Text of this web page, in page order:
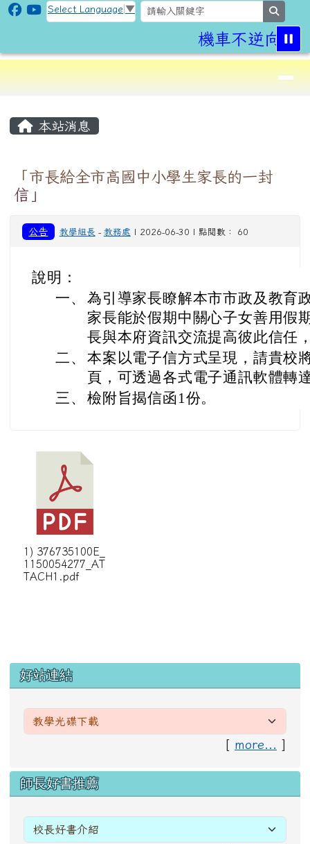
跳至主內容區
CLPS Site
Select Language ▼
機車不逆向,行
⏸
導覽列
本站消息
「市長給全市高國中小學生家長的一封
信」
公告 教學組長 - 教務處 | 2026-06-30 | 點閱數： 60
說明：
一、 為引導家長瞭解本市市政及教育
家長能於假期中關心子女善用假
長與本府資訊交流提高彼此信任
二、 本案以電子信方式呈現，請貴校
頁，可透過各式電子通訊軟體轉
三、 檢附旨揭信函1份。
1) 376735100E_
1150054277_AT
TACH1.pdf
左邊區域內容
好站連結
[ more... ]
右邊區域內容
師長好書推薦